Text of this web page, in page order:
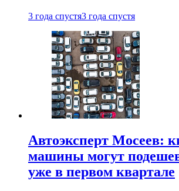
3 года спустя3 года спустя
Автоэксперт Мосеев:
машины могут
уже в первом квартале